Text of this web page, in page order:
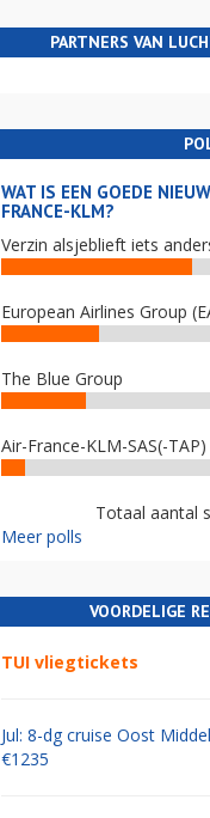
PARTNERS VAN
WAT IS EEN GOEDE
FRANCE-KLM?
Verzin alsjeblieft iets
European Airlines Group
The Blue Group
Air-France-KLM-SAS(-TAP)
Totaal aantal
Meer polls
VOORDELIGE
TUI vliegtickets
Jul: 8-dg cruise Oost
€1235